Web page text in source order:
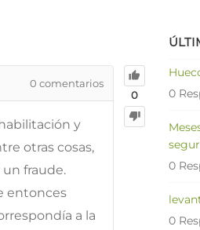
0
0 comentarios
y
otras cosas,
fraude.
entonces
a la
0
0
0